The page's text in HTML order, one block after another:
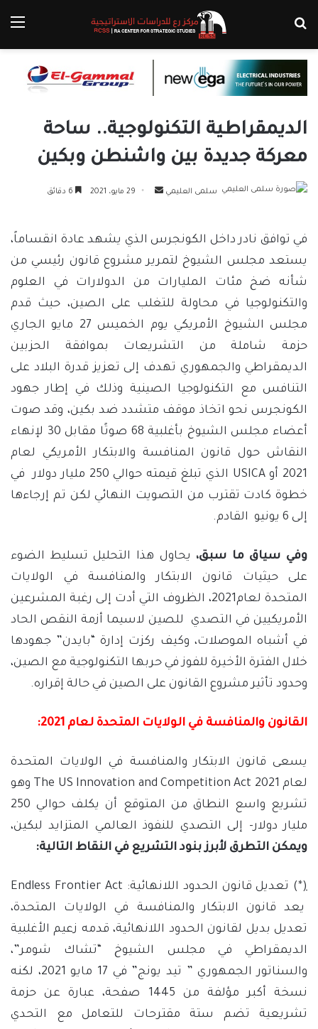
الديمقراطية التكنولوجية.. ساحة
معركة جديدة بين واشنطن وبكين
سلمى العليمي
أرسل 29 مايو، 2021
في توافق نادر داخل الكونجرس الذي يشهد عادة انقساماً،
يستعد مجلس الشيوخ لتمرير مشروع قانون رئيسي من
شأنه ضخ مئات المليارات من الدولارات في العلوم
والتكنولوجيا في محاولة للتغلب على الصين، حيث قدم
مجلس الشيوخ الأمريكي يوم الخميس 27 مايو الجاري
حزمة شاملة من التشريعات بموافقة الحزبين
الديمقراطي والجمهوري تهدف إلى تعزيز قدرة البلاد على
التنافس مع التكنولوجيا الصينية وذلك في إطار جهود
الكونجرس نحو اتخاذ موقف متشدد ضد بكين، وقد صوت
أعضاء مجلس الشيوخ بأغلبية 68 صوتًا مقابل 30 لإنهاء
النقاش حول قانون المنافسة والابتكار الأمريكي لعام
2021 أو USICA الذي تبلغ قيمته حوالي 250 مليار دولار في
خطوة كادت تقترب من التصويت النهائي لكن تم إرجاءها
إلى 6 يونيو القادم.
وفي سياق ما سبق، يحاول هذا التحليل تسليط الضوء
على حيثيات قانون الابتكار والمنافسة في الولايات
المتحدة لعام2021، الظروف التي أدت إلى رغبة المشرعين
الأمريكيين في التصدي للصين لاسيما أزمة النقص الحاد
في أشباه الموصلات، وكيف ركزت إدارة “بايدن” جهودها
خلال الفترة الأخيرة للفوز في حربها التكنولوجية مع الصين،
وحدود تأثير مشروع القانون على الصين في حالة إقراره.
القانون والمنافسة في الولايات المتحدة لعام 2021:
يسعى قانون الابتكار والمنافسة في الولايات المتحدة
لعام 2021 The US Innovation and Competition Act وهو
تشريع واسع النطاق من المتوقع أن يكلف حوالي 250
مليار دولار- إلى التصدي للنفوذ العالمي المتزايد لبكين،
ويمكن التطرق لأبرز بنود التشريع في النقاط التالية:
(
*) تعديل قانون الحدود اللانهائية: Endless Frontier Act
يعد قانون الابتكار والمنافسة في الولايات المتحدة،
تعديل بديل لقانون الحدود اللانهائية، قدمه زعيم الأغلبية
الديمقراطي في مجلس الشيوخ “تشاك شومر”،
والسناتور الجمهوري ” تيد يونج” في 17 مايو 2021، لكنه
نسخة أكبر مؤلفة من 1445 صفحة، عبارة عن حزمة
تشريعية تضم ستة مقترحات للتعامل مع التحدي